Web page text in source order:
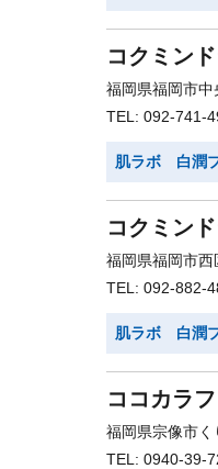
コクミン
福岡県福岡市中
TEL: 092-741-
肌ラボ 白潤
コクミン
福岡県福岡市西
TEL: 092-882-
肌ラボ 白潤
ココカラ
福岡県宗像市
TEL: 0940-39-